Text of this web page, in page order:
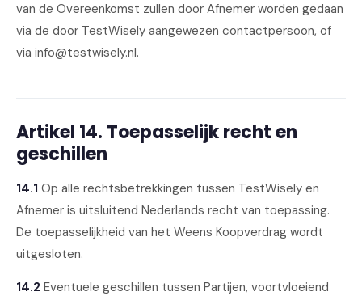
van de Overeenkomst zullen door Afnemer worden gedaan
via de door TestWisely aangewezen contactpersoon, of
via info@testwisely.nl.
Artikel 14. Toepasselijk recht en
geschillen
14.1 Op alle rechtsbetrekkingen tussen TestWisely en
Afnemer is uitsluitend Nederlands recht van toepassing.
De toepasselijkheid van het Weens Koopverdrag wordt
uitgesloten.
14.2 Eventuele geschillen tussen Partijen, voortvloeiend